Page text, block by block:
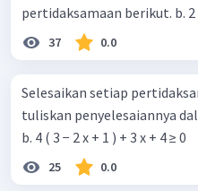
37 0.0
Selesaikan setiap
tuliskan penyelesaiannya
b. 4 ( 3 − 2 x + 1 ) + 3 x + 4 ≥ 0
25 0.0